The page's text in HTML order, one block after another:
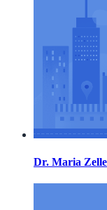
Dr. Maria